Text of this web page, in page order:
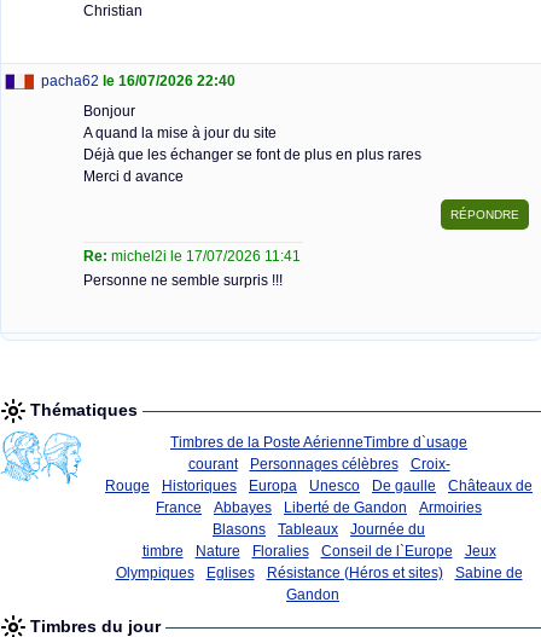
Christian
pacha62 le 16/07/2026 22:40
Bonjour
A quand la mise à jour du site
Déjà que les échanger se font de plus en plus rares
Merci d avance
Re: michel2i le 17/07/2026 11:41
Personne ne semble surpris !!!
Thématiques
Timbres de la Poste AérienneTimbre d`usage
courant
Personnages célèbres
Croix-
Rouge
Historiques Europa Unesco De gaulle
Châteaux de
France
Abbayes Liberté de Gandon
Armoiries
Blasons
Tableaux
Journée du
timbre
Nature Floralies Conseil de l`Europe
Jeux
Olympiques
Eglises Résistance (Héros et sites)
Sabine de
Gandon
Timbres du jour